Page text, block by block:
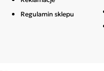
Regulamin sklepu